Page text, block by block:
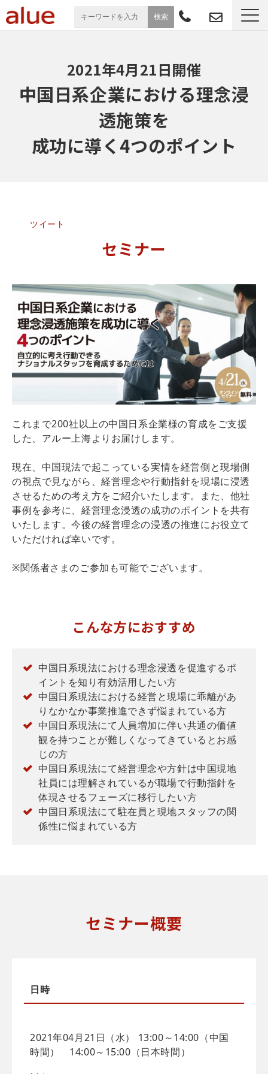
導入事例
お役立ち情報
セミナー
2021年4月21日開催
中国日系企業における理念浸
透施策を
成功に導く4つのポイント
ツイート
セミナー
これまで200社以上の中国日系企業様の育成をご支援
した、アルー上海よりお届けします。
現在、中国現法で起こっている実情を経営側と現場側
の視点で見ながら、経営理念や行動指針を現場に浸透
させるための考え方をご紹介いたします。また、他社
事例を参考に、経営理念浸透の成功のポイントを共有
いたします。今後の経営理念の浸透の推進にお役立て
いただければ幸いです。
※関係者さまのご参加も可能でございます。
こんな方におすすめ
中国日系現法における理念浸透を促進するポ
イントを知り有効活用したい方
中国日系現法における経営と現場に乖離があ
りなかなか事業推進できず悩まれている方
中国日系現法にて人員増加に伴い共通の価値
観を持つことが難しくなってきているとお感
じの方
中国日系現法にて経営理念や方針は中国現地
社員には理解されているが職場で行動指針を
体現させるフェーズに移行したい方
中国日系現法にて駐在員と現地スタッフの関
係性に悩まれている方
セミナー概要
日時
2021年04月21日（水） 13:00～14:00（中国
時間） 14:00～15:00（日本時間）